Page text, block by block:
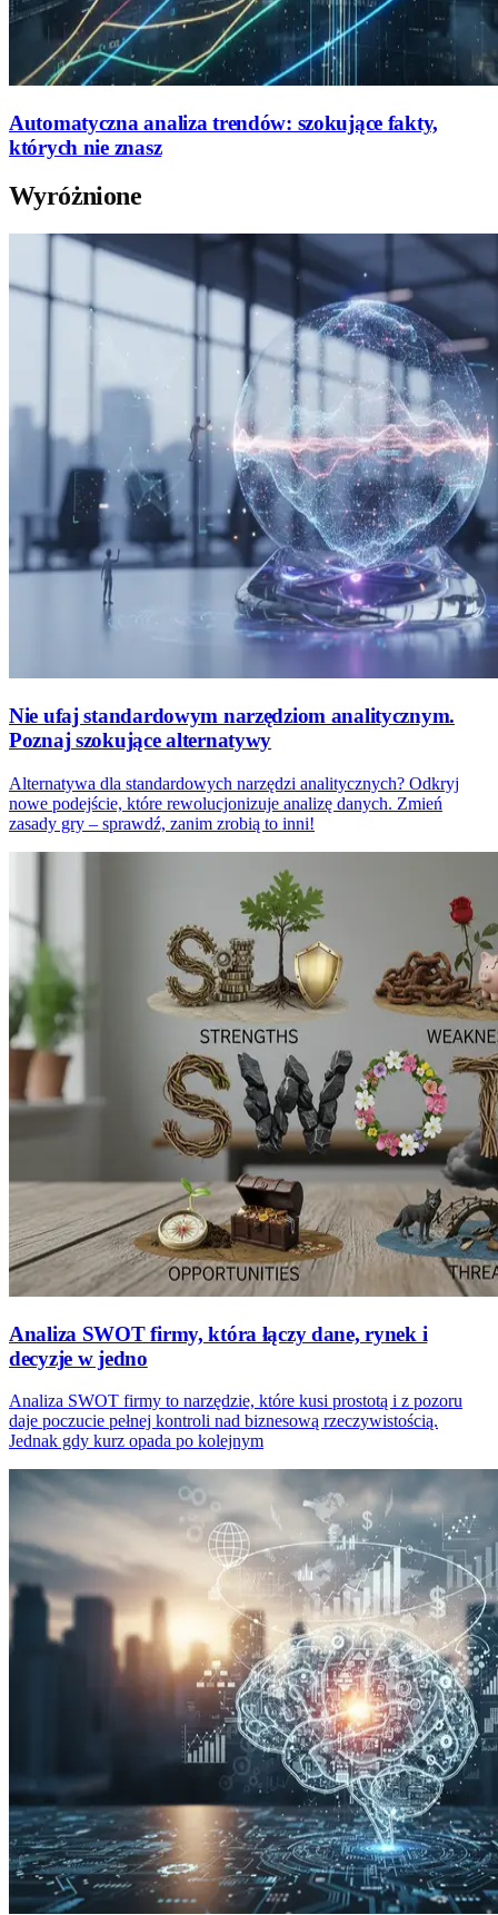
Automatyczna analiza trendów: szokujące fakty,
których nie znasz
Wyróżnione
Nie ufaj standardowym narzędziom analitycznym.
Poznaj szokujące alternatywy
Alternatywa dla standardowych narzędzi analitycznych? Odkryj
nowe podejście, które rewolucjonizuje analizę danych. Zmień
zasady gry – sprawdź, zanim zrobią to inni!
Analiza SWOT firmy, która łączy dane, rynek i
decyzje w jedno
Analiza SWOT firmy to narzędzie, które kusi prostotą i z pozoru
daje poczucie pełnej kontroli nad biznesową rzeczywistością.
Jednak gdy kurz opada po kolejnym